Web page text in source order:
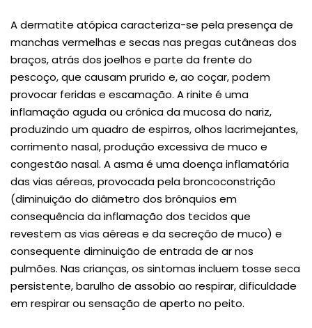
A dermatite atópica caracteriza-se pela presença de
manchas vermelhas e secas nas pregas cutâneas dos
braços, atrás dos joelhos e parte da frente do
pescoço, que causam prurido e, ao coçar, podem
provocar feridas e escamação. A rinite é uma
inflamação aguda ou crónica da mucosa do nariz,
produzindo um quadro de espirros, olhos lacrimejantes,
corrimento nasal, produção excessiva de muco e
congestão nasal. A asma é uma doença inflamatória
das vias aéreas, provocada pela broncoconstrição
(diminuição do diâmetro dos brônquios em
consequência da inflamação dos tecidos que
revestem as vias aéreas e da secreção de muco) e
consequente diminuição de entrada de ar nos
pulmões. Nas crianças, os sintomas incluem tosse seca
persistente, barulho de assobio ao respirar, dificuldade
em respirar ou sensação de aperto no peito.